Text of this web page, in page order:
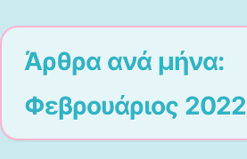
Άρθρα ανά μήνα:
Φεβρουάριος 2022